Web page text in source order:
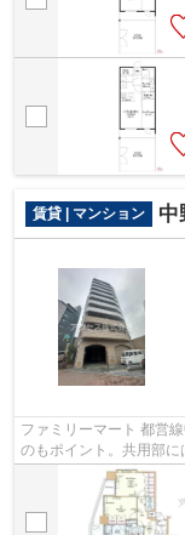
賃貸 | マンション 中
ファミリーマート 都営
のもポイント。共用部に
りとても充実しています